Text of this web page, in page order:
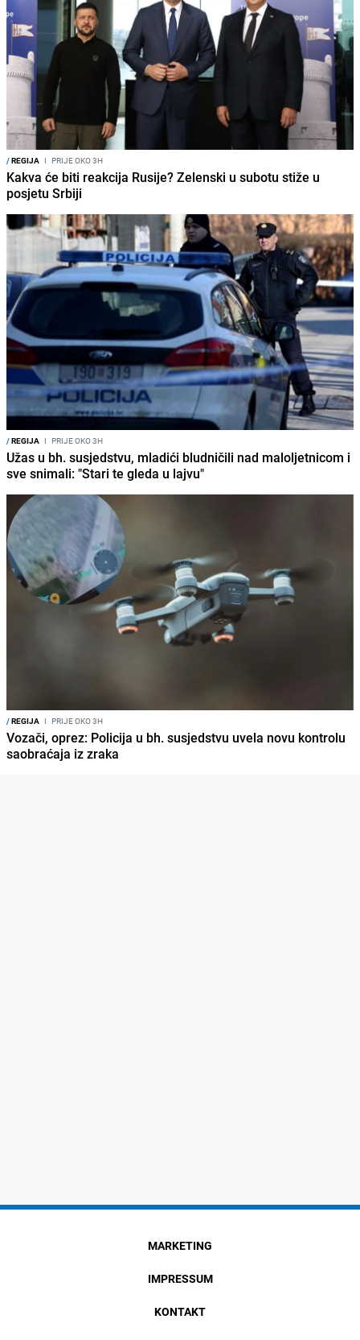
/REGIJA I PRIJE OKO 3H
Kakva će biti reakcija Rusije? Zelenski u subotu stiže u
posjetu Srbiji
/REGIJA I PRIJE OKO 3H
Užas u bh. susjedstvu, mladići bludničili nad maloljetnicom i
sve snimali: "Stari te gleda u lajvu"
/REGIJA I PRIJE OKO 3H
Vozači, oprez: Policija u bh. susjedstvu uvela novu kontrolu
saobraćaja iz zraka
MARKETING
IMPRESSUM
KONTAKT